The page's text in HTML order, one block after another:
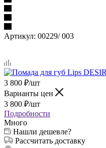
Артикул: 00229/ 003
3 800 ₽/шт
Варианты цен
3 800 ₽/шт
Подробности
Много
Нашли дешевле?
Рассчитать доставку